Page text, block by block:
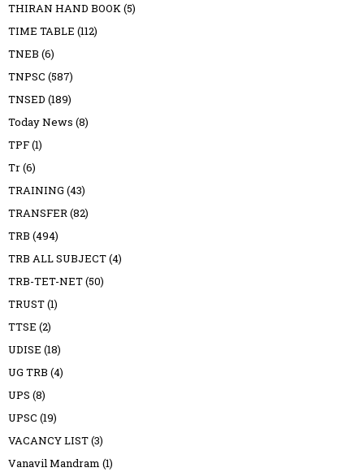
THIRAN HAND BOOK(5)
TIME TABLE (112)
TNEB (6)
TNPSC (587)
TNSED (189)
Today News (8)
TPF(1)
Tr(6)
TRAINING (43)
TRANSFER(82)
TRB (494)
TRB ALL SUBJECT(4)
TRB-TET-NET(50)
TRUST(1)
TTSE (2)
UDISE (18)
UG TRB (4)
UPS (8)
UPSC (19)
VACANCY LIST(3)
Vanavil Mandram (1)